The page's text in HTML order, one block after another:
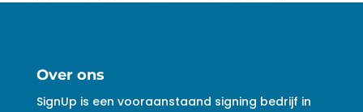
Over ons
SignUp is een vooraanstaand signing bedrijf in